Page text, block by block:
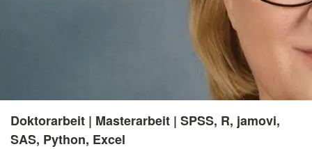
Doktorarbeit | Masterarbeit | SPSS, R, jamovi,
SAS, Python, Excel